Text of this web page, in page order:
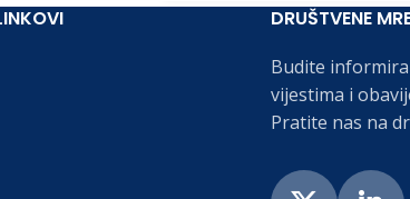
DRUŠTVENE
Budite
vijestima i
Pratite nas na